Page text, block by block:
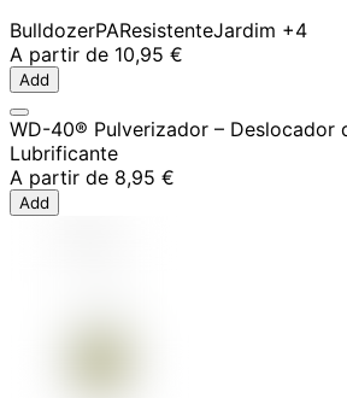
BulldozerPAResistenteJardim +4
A partir de 10,95 €
Add
WD-40® Pulverizador – Deslocador
Lubrificante
A partir de 8,95 €
Add